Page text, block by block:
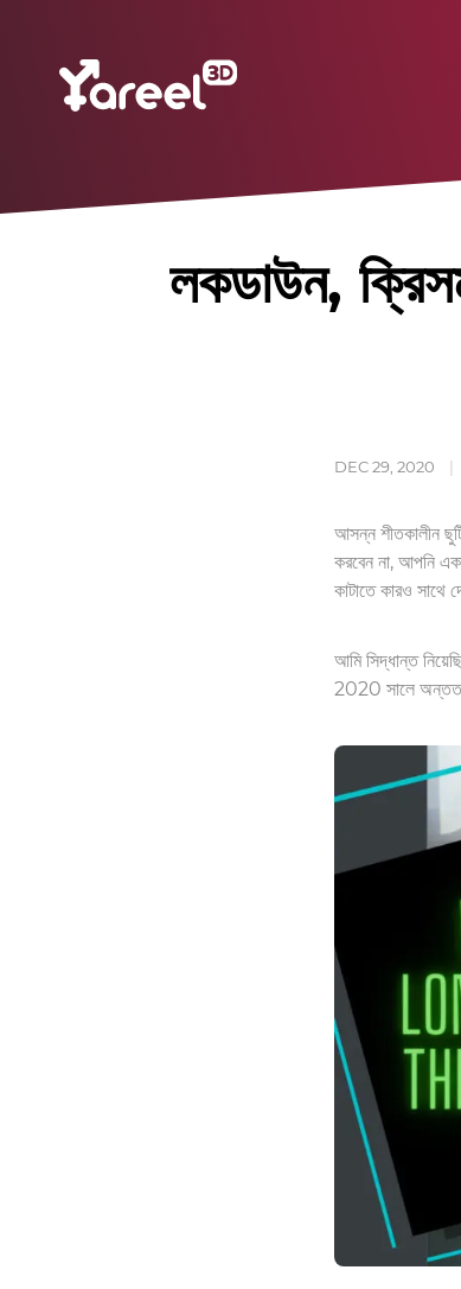
লকডাউন,
DEC 29, 2020
আসন্ন শীতকালীন
করবেন না, আপনি
কাটাতে কারও সাথে
আমি সিদ্ধান্ত
2020 সালে অন্তত